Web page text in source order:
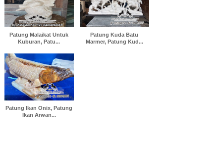
Patung Malaikat Untuk
Kuburan, Patu...
Patung Kuda Batu
Marmer, Patung Kud...
Patung Ikan Onix, Patung
Ikan Arwan...